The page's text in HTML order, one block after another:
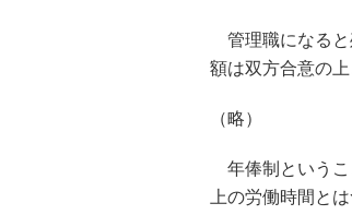
管理職になると
額は双方合意の
（略）
年俸制というこ
上の労働時間と